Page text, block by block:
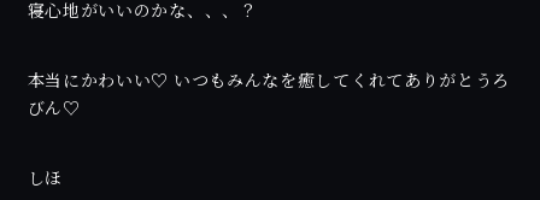
寝心地がいいのかな、、、？
本当にかわいい♡ いつもみんなを癒してくれてありがとうろ
びん♡
しほ